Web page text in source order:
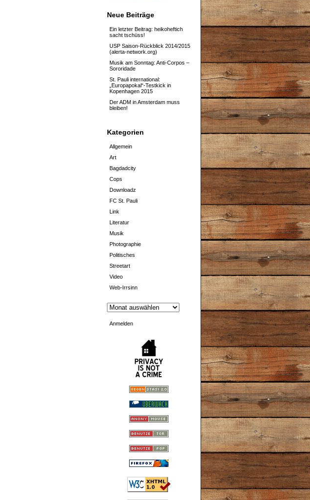
Neue Beiträge
Ein letzter Beitrag: heikoheftich
sacht tschüss!
USP Saison-Rückblick 2014/2015
(alerta-network.org)
Musik am Sonntag: Anti-Corpos –
Sororidade
St. Pauli international:
„Europapokal“-Testkick in
Kopenhagen 2015
Der ADM in Amsterdam muss
bleiben!
Kategorien
Allgemein
Art
Bagdadcity
Cops
Downloadz
FC St. Pauli
Link
Literatur
Musik
Photographie
Politisches
Streetart
Video
Web-Irrsinn
Anmelden